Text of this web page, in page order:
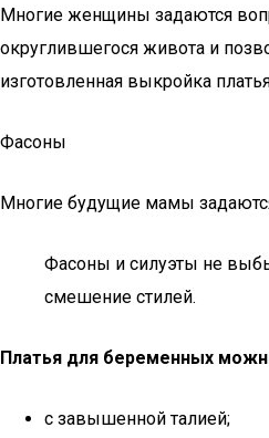
Многие женщины задаются
округлившегося живота и
изготовленная выкройка
Фасоны
Многие будущие мамы
Фасоны и силуэты не
смешение стилей.
Платья для беременных
с завышенной талией;